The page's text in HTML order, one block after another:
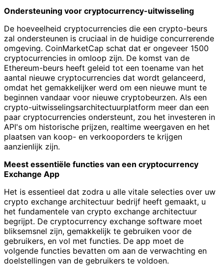
Ondersteuning voor cryptocurrency-uitwisseling
De hoeveelheid cryptocurrencies die een crypto-beurs
zal ondersteunen is cruciaal in de huidige concurrerende
omgeving. CoinMarketCap schat dat er ongeveer 1500
cryptocurrencies in omloop zijn. De komst van de
Ethereum-beurs heeft geleid tot een toename van het
aantal nieuwe cryptocurrencies dat wordt gelanceerd,
omdat het gemakkelijker werd om een nieuwe munt te
beginnen vandaar voor nieuwe cryptobeurzen. Als een
crypto-uitwisselingsarchitectuurplatform meer dan een
paar cryptocurrencies ondersteunt, zou het investeren in
API's om historische prijzen, realtime weergaven en het
plaatsen van koop- en verkooporders te krijgen
aanzienlijk zijn.
Meest essentiële functies van een cryptocurrency
Exchange App
Het is essentieel dat zodra u alle vitale selecties over uw
crypto exchange architectuur bedrijf heeft gemaakt, u
het fundamentele van crypto exchange architectuur
begrijpt. De cryptocurrency exchange software moet
bliksemsnel zijn, gemakkelijk te gebruiken voor de
gebruikers, en vol met functies. De app moet de
volgende functies bevatten om aan de verwachting en
doelstellingen van de gebruikers te voldoen.